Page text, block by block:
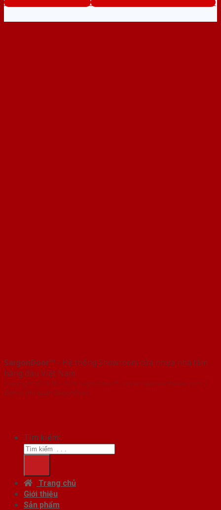
www.cuanhuanhatam.com Tổng đài tư vấn miễn phí: 0824.400.400
SaigonDoor™ - Hệ thống Showroom cửa nhựa nhà tắm
hàng đầu Việt Nam
Copyright ⓒ 2016 – 2026 SaigonDoor™ - www.cuanhuanhatam.com |
Đơn vị chủ quản SaigonDoor
Tìm kiếm:
Trang chủ
Giới thiệu
Sản phẩm